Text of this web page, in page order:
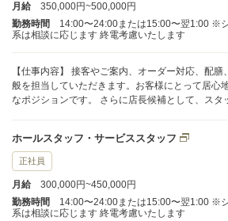
月給
350,000円~500,000円
勤務時間
14:00〜24:00または15:00〜翌1:00 ※
系は相談に応じます 終電考慮いたします
【仕事内容】 接客やご案内、オーダー対応、配膳、会計など、ホール業務全
般を担当していただきます。お客様にとって居心
なポジションです。 さらに店長候補として、スタッフの育成やチームのマネ
ドしていけるやりがいある仕事です。
ホールスタッフ・サービススタッフ
正社員
月給
300,000円~450,000円
勤務時間
14:00〜24:00または15:00〜翌1:00 ※
系は相談に応じます 終電考慮いたします